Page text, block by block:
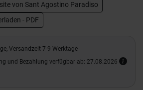
von Sant Agostino Paradiso
- PDF
Versandzeit 7-9 Werktage
und Bezahlung verfügbar ab: 27.08.2026